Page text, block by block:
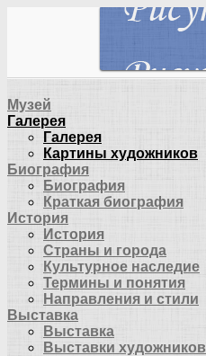
Музей
Галерея
Галерея
Картины художников
Биография
Биография
Краткая биография
История
История
Страны и города
Культурное наследие
Термины и понятия
Направления и стили
Выставка
Выставка
Выставки художников